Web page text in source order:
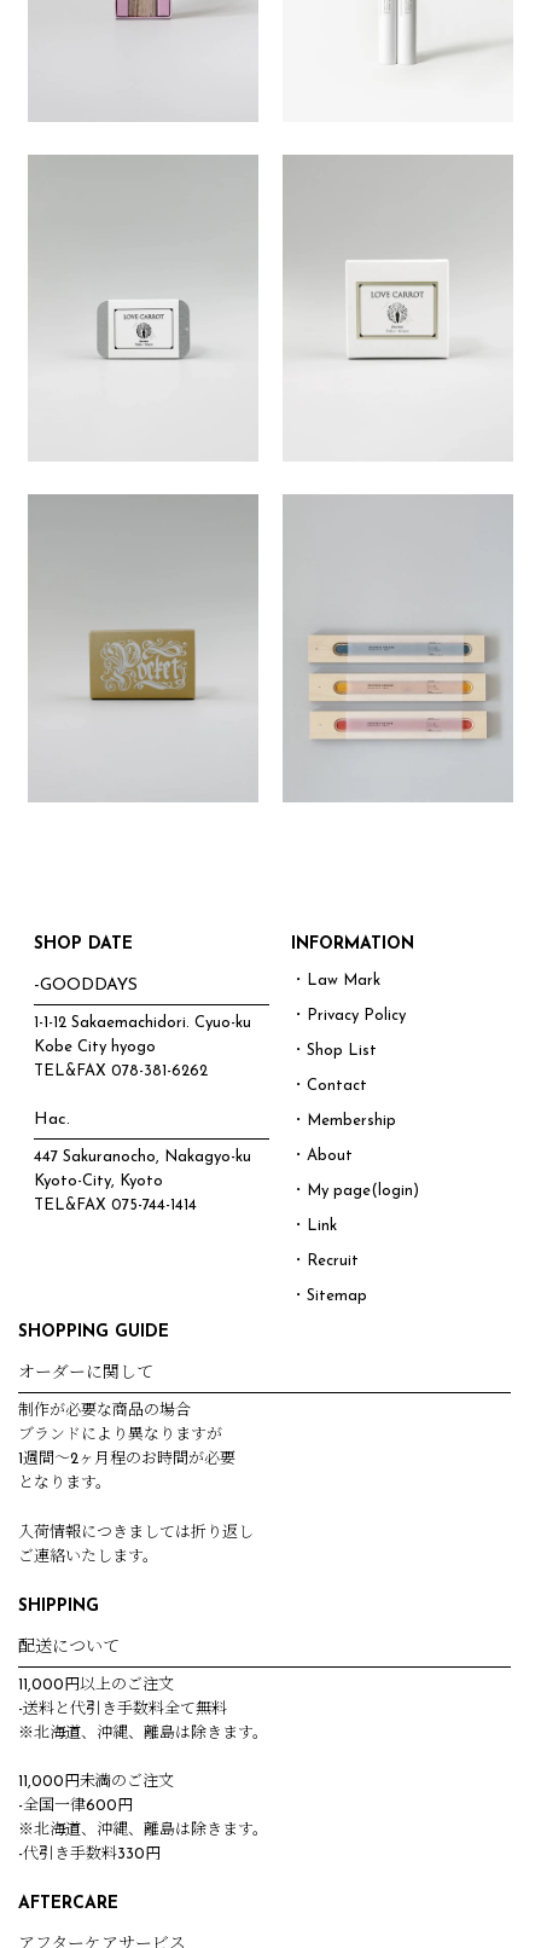
SHOP DATE
-GOODDAYS
1-1-12 Sakaemachidori. Cyuo-ku
Kobe City hyogo
TEL&FAX078-381-6262
Hac.
447 Sakuranocho, Nakagyo-ku
Kyoto-City, Kyoto
TEL&FAX075-744-1414
INFORMATION
・Law Mark
・Privacy Policy
・Shop List
・Contact
・Membership
・About
・My page(login)
・Link
・Recruit
・Sitemap
SHOPPING GUIDE
オーダーに関して
制作が必要な商品の場合
ブランドにより異なりますが
1週間～2ヶ月程のお時間が必要
となります。
入荷情報につきましては折り返し
ご連絡いたします。
SHIPPING
配送について
11,000円以上のご注文
-送料と代引き手数料全て無料
※北海道、沖縄、離島は除きます。
11,000円未満のご注文
-全国一律600円
※北海道、沖縄、離島は除きます。
-代引き手数料330円
AFTERCARE